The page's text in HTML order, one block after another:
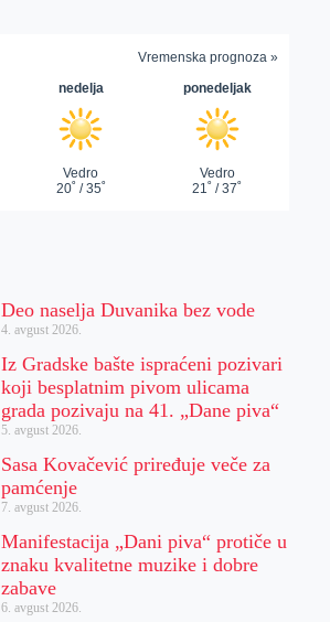
Deo naselja Duvanika bez vode
4. avgust 2026.
Iz Gradske bašte ispraćeni pozivari
koji besplatnim pivom ulicama
grada pozivaju na 41. „Dane piva“
5. avgust 2026.
Sasa Kovačević priređuje veče za
pamćenje
7. avgust 2026.
Manifestacija „Dani piva“ protiče u
znaku kvalitetne muzike i dobre
zabave
6. avgust 2026.